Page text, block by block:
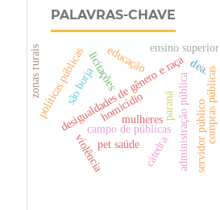
PALAVRAS-CHAVE
desigualdades de gênero e raça
administração pública
campo de públicas
licitações
servidor públicocompras públicas
são borja
políticas públicas mulheres
educação
zonas rurais
homicídio
violência
paraná
cátedra
ensino superior
pet saúde
dea.